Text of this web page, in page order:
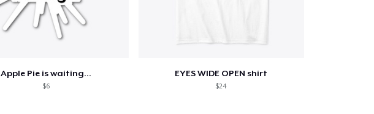
Apple Pie is waiting...
$6
EYES WIDE OPEN shirt
$24